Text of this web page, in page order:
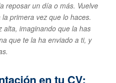
reposar un día o más. Vuelve
primera vez que lo haces.
alta, imaginando que la has
que te la ha enviado a ti, y
en tu CV: